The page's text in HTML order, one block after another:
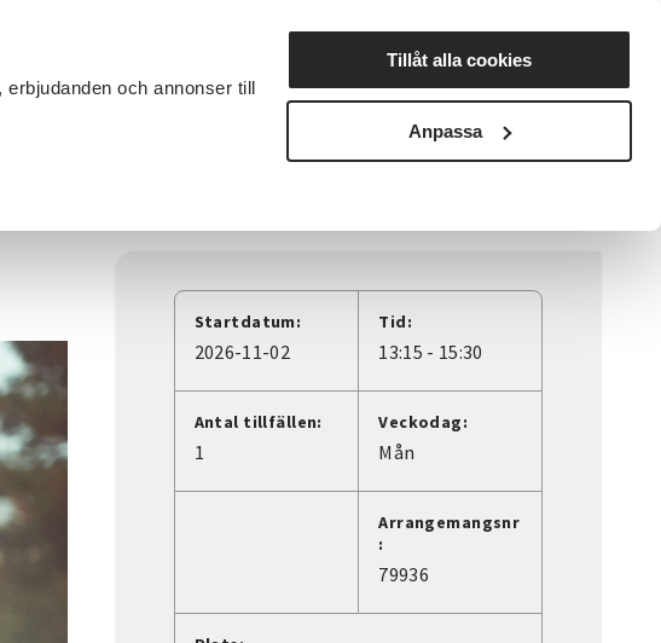
och annonser till
Tillåt alla cookies
Anpassa
Nyheter Avdelningar
Startdatum:
2026-11-02
Tid:
13:15 - 15:30
Antal tillfällen:
1
Veckodag:
Mån
Arrangemangsnr
:
79936